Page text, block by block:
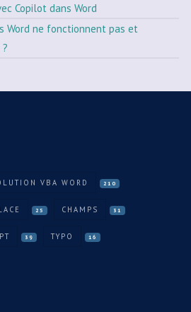
Copilot dans Word
Word ne fonctionnent pas et
VBA WORD 210
25 CHAMPS 31
39 TYPO 16